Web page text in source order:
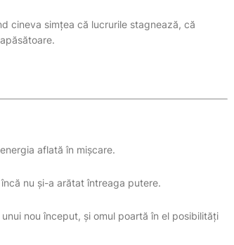
cineva simțea că lucrurile stagnează, că
aflată în mișcare.
nu și-a arătat întreaga putere.
nou început, și omul poartă în el posibilități